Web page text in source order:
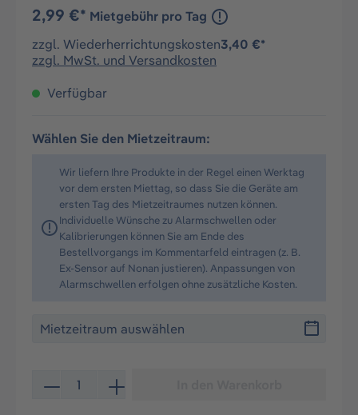
Mietgebühr pro Tag
2,99 €*
zzgl. Wiederherrichtungskosten3,40 €*
zzgl. MwSt. und Versandkosten
Verfügbar
Wählen Sie den Mietzeitraum:
Wir liefern Ihre Produkte in der Regel einen Werktag
vor dem ersten Miettag, so dass Sie die Geräte am
ersten Tag des Mietzeitraumes nutzen können.
Individuelle Wünsche zu Alarmschwellen oder
Kalibrierungen können Sie am Ende des
Bestellvorgangs im Kommentarfeld eintragen (z. B.
Ex-Sensor auf Nonan justieren). Anpassungen von
Alarmschwellen erfolgen ohne zusätzliche Kosten.
Produkt Anzahl: Gib den gewünschten Wert ein oder